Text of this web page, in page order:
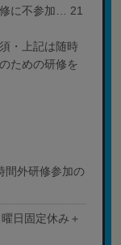
に不参加… 21
・上記は随時
ための研修を
間外研修参加の
日固定休み＋